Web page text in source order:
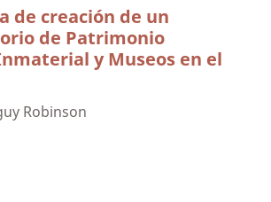
de creación de un
de Patrimonio
y Museos en el
Robinson